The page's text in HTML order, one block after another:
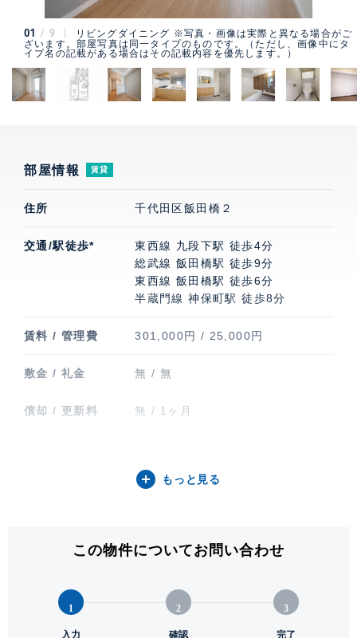
01 9
リビングダイニング ※写真・画像は実際と異なる場合がご
ざいます。部屋写真は同一タイプのものです。（ただし、画像中にタ
イプ名の記載がある場合はその記載内容を優先します。）
部屋情報 賃貸
住所 千代田区飯田橋２
交通/駅徒歩*
東西線 九段下駅 徒歩4分
総武線 飯田橋駅 徒歩9分
東西線 飯田橋駅 徒歩6分
半蔵門線 神保町駅 徒歩8分
賃料 / 管理費 301,000円 / 25,000円
敷金 / 礼金 無 / 無
償却 / 更新料 無 / 1ヶ月
41.32㎡ (12.49坪)
階建 / 所在階 地上14階建 / 14階部分
構造 / 総戸数 鉄筋コンクリート造 / 26戸
もっと見る
この物件についてお問い合わせ
1
入力
2
確認
3
完了